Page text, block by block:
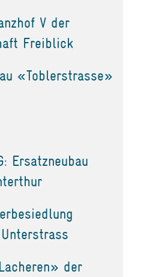
V der
Freiblick
«Toblerstrasse»
Ersatzneubau
der